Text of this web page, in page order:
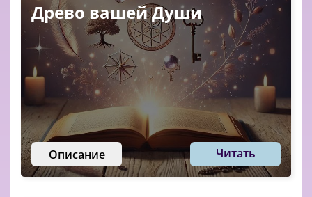
Древо вашей Души
Описание Читать